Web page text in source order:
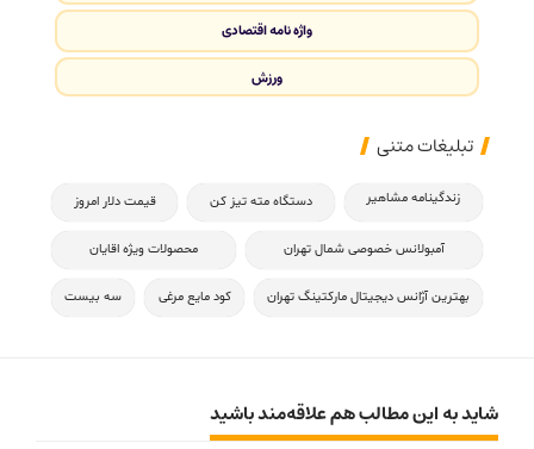
واژه نامه اقتصادی
ورزش
تبلیغات متنی
زندگینامه مشاهیر دستگاه مته تیز کن قیمت دلار امروز
آمبولانس خصوصی شمال تهران محصولات ویژه اقایان
بهترین آژانس دیجیتال مارکتینگ تهران کود مایع مرغی سه بیست
شاید به این مطالب هم علاقه‌مند باشید